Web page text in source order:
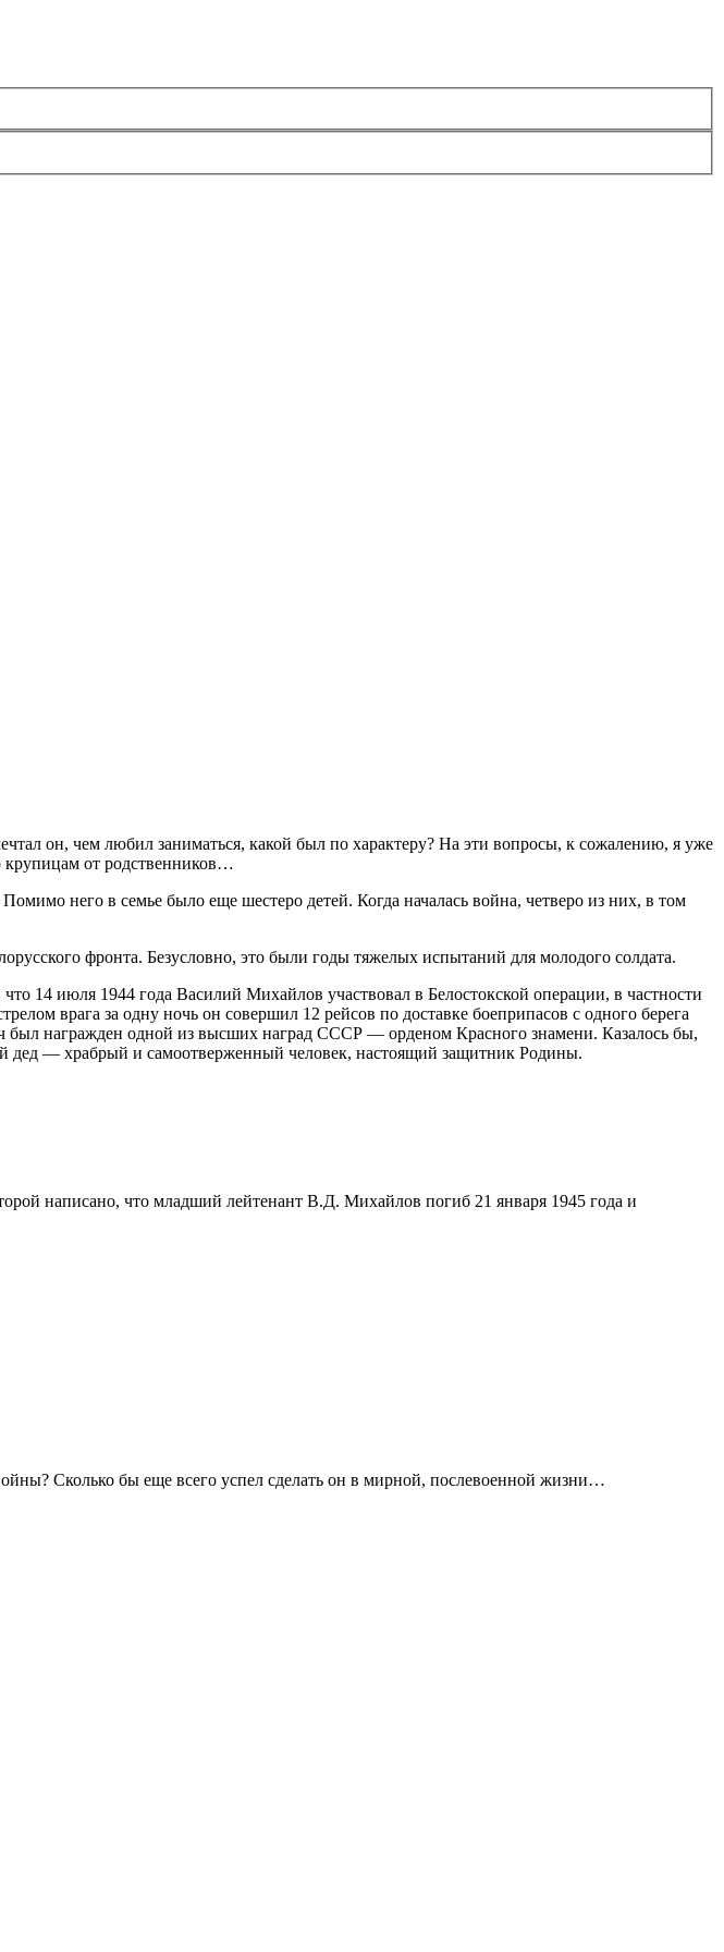
он, чем любил заниматься, какой был по характеру? На эти вопросы, к сожалению, я уже
крупицам от родственников…
него в семье было еще шестеро детей. Когда началась война, четверо из них, в том
фронта. Безусловно, это были годы тяжелых испытаний для молодого солдата.
14 июля 1944 года Василий Михайлов участвовал в Белостокской операции, в частности
врага за одну ночь он совершил 12 рейсов по доставке боеприпасов с одного берега
был награжден одной из высших наград СССР — орденом Красного знамени. Казалось бы,
дед — храбрый и самоотверженный человек, настоящий защитник Родины.
написано, что младший лейтенант В.Д. Михайлов погиб 21 января 1945 года и
Сколько бы еще всего успел сделать он в мирной, послевоенной жизни…